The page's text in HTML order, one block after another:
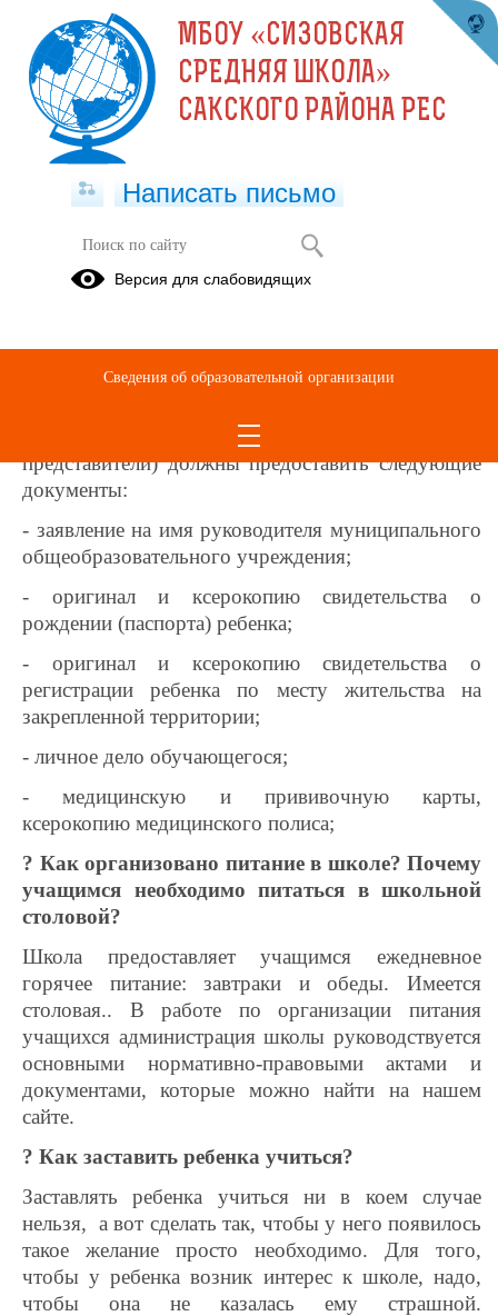
Часто задаваемые вопросы
образовательного учреждения?
образовательного учреждения родители (законные
представители) должны предоставить следующие
документы:
- заявление на имя руководителя муниципального
общеобразовательного учреждения;
- оригинал и ксерокопию свидетельства о
рождении (паспорта) ребенка;
- оригинал и ксерокопию свидетельства о
регистрации ребенка по месту жительства на
закрепленной территории;
- личное дело обучающегося;
- медицинскую и прививочную карты,
ксерокопию медицинского полиса;
? Как организовано питание в школе? Почему
учащимся необходимо питаться в школьной
столовой?
Школа предоставляет учащимся ежедневное
горячее питание: завтраки и обеды. Имеется
столовая.. В работе по организации питания
учащихся администрация школы руководствуется
основными нормативнo-правовыми актами и
документами, которые можно найти на нашем
сайте.
? Как заставить ребенка учиться?
Заставлять ребенка учиться ни в коем случае
нельзя, а вот сделать так, чтобы у него появилось
такое желание просто необходимо. Для того,
чтобы у ребенка возник интерес к школе, надо,
чтобы она не казалась ему страшной.
МБОУ «СИЗОВСКАЯ
СРЕДНЯЯ ШКОЛА»
САКСКОГО РАЙОНА РЕС
Написать письмо
Версия для слабовидящих
Сведения об образовательной организации